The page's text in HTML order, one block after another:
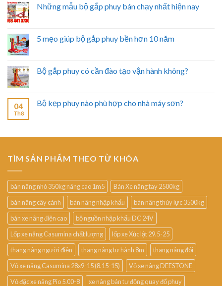
Những mẫu bộ gắp phuy bán chạy nhất hiện nay
5 mẹo giúp bộ gắp phuy bền hơn 10 năm
Bộ gắp phuy có cần đào tạo vận hành không?
04
Th8
Bộ kẹp phuy nào phù hợp cho nhà máy sơn?
TÌM SẢN PHẨM THEO TỪ KHÓA
bàn nâng nhỏ 350kg nâng cao 1m5
Bán Xe nâng tay 2500kg
bàn nâng cây cảnh
bàn nâng nhập khẩu
bàn nâng thủy lực 3500kg
bán xe nâng điện cao
bộ nguồn nhập khẩu DC 24V
Lốp xe nâng Casumina chất lượng
lốp xe Xúc lật 29.5-25
thang nâng người điện
thang nâng tự hành 8m
thang nâng đôi
Vỏ xe nâng Casumina 28x9-15 (8.15-15)
Vỏ xe nâng DEESTONE
Vỏ đặc xe nâng Pio 5.00-8
xe nâng bán tự động quay đổ phuy